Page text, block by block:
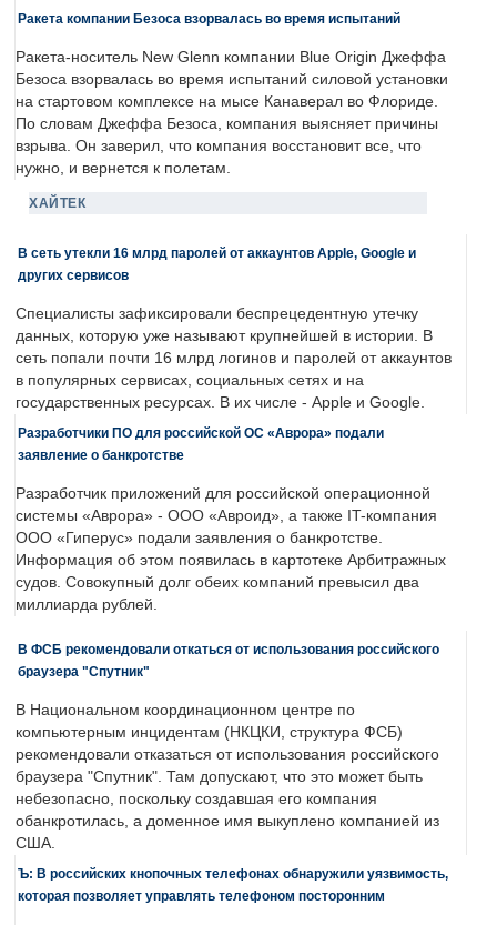
Ракета компании Безоса взорвалась во время испытаний
Ракета-носитель New Glenn компании Blue Origin Джеффа
Безоса взорвалась во время испытаний силовой установки
на стартовом комплексе на мысе Канаверал во Флориде.
По словам Джеффа Безоса, компания выясняет причины
взрыва. Он заверил, что компания восстановит все, что
нужно, и вернется к полетам.
ХАЙТЕК
В сеть утекли 16 млрд паролей от аккаунтов Apple, Google и
других сервисов
Специалисты зафиксировали беспрецедентную утечку
данных, которую уже называют крупнейшей в истории. В
сеть попали почти 16 млрд логинов и паролей от аккаунтов
в популярных сервисах, социальных сетях и на
государственных ресурсах. В их числе - Apple и Google.
Разработчики ПО для российской ОС «Аврора» подали
заявление о банкротстве
Разработчик приложений для российской операционной
системы «Аврора» - ООО «Авроид», а также IT-компания
ООО «Гиперус» подали заявления о банкротстве.
Информация об этом появилась в картотеке Арбитражных
судов. Совокупный долг обеих компаний превысил два
миллиарда рублей.
В ФСБ рекомендовали откаться от использования российского
браузера "Спутник"
В Национальном координационном центре по
компьютерным инцидентам (НКЦКИ, структура ФСБ)
рекомендовали отказаться от использования российского
браузера "Спутник". Там допускают, что это может быть
небезопасно, поскольку создавшая его компания
обанкротилась, а доменное имя выкуплено компанией из
США.
Ъ: В российских кнопочных телефонах обнаружили уязвимость,
которая позволяет управлять телефоном посторонним